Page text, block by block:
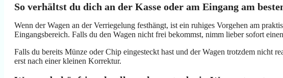
So verhältst du dich an der Kasse oder am Eingang am
Wenn der Wagen an der Verriegelung festhängt, ist ein ruhiges Vorgehen am
Eingangsbereich. Falls du den Wagen nicht frei bekommst, nimm lieber sofort
Falls du bereits Münze oder Chip eingesteckt hast und der Wagen trotzdem nicht
erst nach einer kleinen Korrektur.